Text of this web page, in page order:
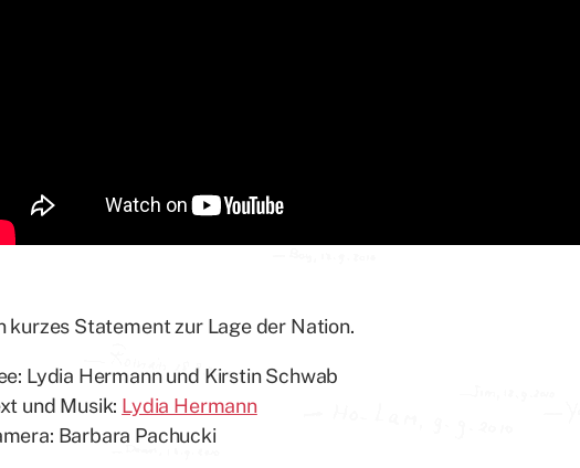
kurzes Statement zur Lage der Nation.
Lydia Hermann und Kirstin Schwab
und Musik: Lydia Hermann
Barbara Pachucki